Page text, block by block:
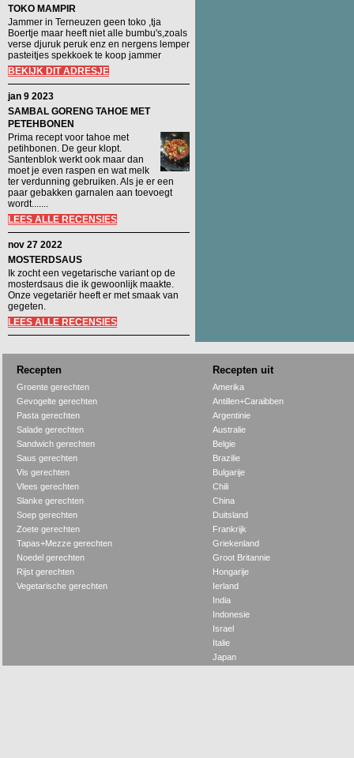
TOKO MAMPIR
Jammer in Terneuzen geen toko ,tja
Boertje maar heeft niet alle bumbu's,zoals
verse djuruk peruk enz en nergens lemper
pasteitjes spekkoek te koop jammer
BEKIJK DIT ADRESJE
jan 9 2023
SAMBAL GORENG TAHOE MET
PETEHBONEN
Prima recept voor tahoe met
petihbonen. De geur klopt.
Santenblok werkt ook maar dan
moet je even raspen en wat melk
ter verdunning gebruiken. Als je er een
paar gebakken garnalen aan toevoegt
wordt.......
LEES ALLE RECENSIES
nov 27 2022
MOSTERDSAUS
Ik zocht een vegetarische variant op de
mosterdsaus die ik gewoonlijk maakte.
Onze vegetariër heeft er met smaak van
gegeten.
LEES ALLE RECENSIES
Recepten Recepten uit
Groente gerechten
Gevogelte gerechten
Pasta gerechten
Salade gerechten
Sandwich gerechten
Saus gerechten
Vis gerechten
Vlees gerechten
Slanke gerechten
Soep gerechten
Zoete gerechten
Tapas+Mezze gerechten
Noedel gerechten
Rijst gerechten
Vegetarische gerechten
Amerika
Antillen+Caraibben
Argentinie
Australie
Belgie
Brazilie
Bulgarije
Chili
China
Duitsland
Frankrijk
Griekenland
Groot Britannie
Hongarije
Ierland
India
Indonesie
Israel
Italie
Japan